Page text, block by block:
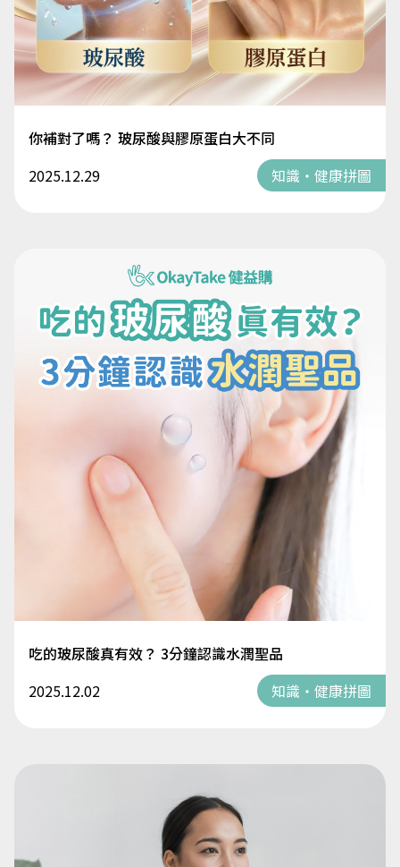
你補對了嗎？ 玻尿酸與膠原蛋白大不同
2025.12.29
知識・健康拼圖
吃的玻尿酸真有效？ 3分鐘認識水潤聖品
2025.12.02
知識・健康拼圖